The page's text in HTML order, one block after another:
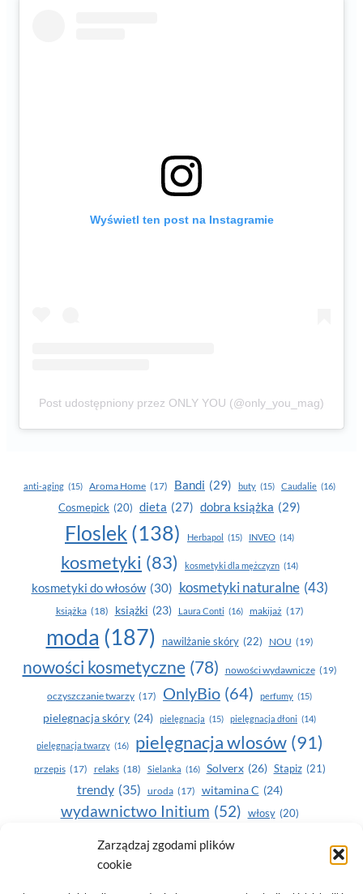
Zarządzaj zgodami plików
cookie
Wyświetl ten post na Instagramie
Post udostępniony przez ONLY YOU (@only_you_mag)
anti-aging (15) Aroma Home (17) Bandi (29) buty (15) Caudalie (16)
Cosmepick (20) dieta (27) dobra książka (29)
Floslek (138) Herbapol (15) INVEO (14)
kosmetyki (83) kosmetyki dla mężczyzn (14)
kosmetyki do włosów (30) kosmetyki naturalne (43)
książka (18) książki (23) Laura Conti (16) makijaż (17)
moda (187) nawilżanie skóry (22) NOU (19)
nowości kosmetyczne (78) nowości wydawnicze (19)
oczyszczanie twarzy (17) OnlyBio (64) perfumy (15)
pielegnacja skóry (24) pielęgnacja (15) pielęgnacja dłoni (14)
pielęgnacja twarzy (16) pielęgnacja wlosów (91)
przepis (17) relaks (18) Sielanka (16) Solverx (26) Stapiz (21)
trendy (35) uroda (17) witamina C (24)
wydawnictwo Initium (52) włosy (20)
Yasumi(164) zdrowe zęby
zdrowie